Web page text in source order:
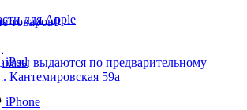
товаров0
выдаются по предварительному
Кантемировская 59а
для Apple
iPad
iPhone